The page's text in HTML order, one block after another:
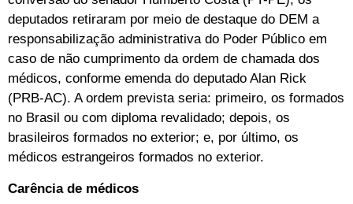
deputados retiraram por meio de destaque do DEM a
responsabilização administrativa do Poder Público em
caso de não cumprimento da ordem de chamada dos
médicos, conforme emenda do deputado Alan Rick
(PRB-AC). A ordem prevista seria: primeiro, os formados
no Brasil ou com diploma revalidado; depois, os
brasileiros formados no exterior; e, por último, os
médicos estrangeiros formados no exterior.
Carência de médicos